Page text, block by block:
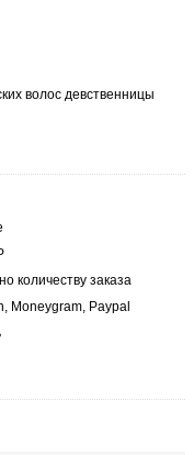
волос девственницы
количеству заказа
Moneygram, Paypal